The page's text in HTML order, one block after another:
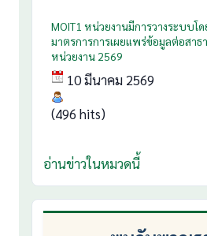
MOIT1 หน่วยงานมีการวางระบบโ
มาตรการการเผยแพร่ข้อมูลต่อสาธ
หน่วยงาน 2569
10 มีนาคม 2569
(496 hits)
อ่านข่าวในหมวดนี้